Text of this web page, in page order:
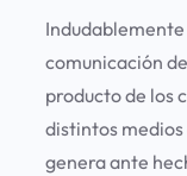
Indudablemente
comunicación
producto de los
distintos
genera ante